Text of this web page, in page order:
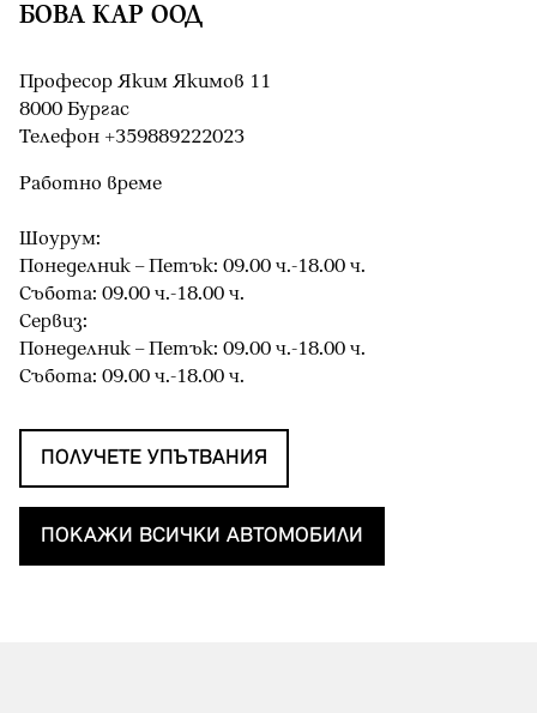
БОВА КАР ООД
Професор Яким Якимов 11
8000 Бургас
Teлефон +359889222023
Работно време
Шоурум:
Понеделник – Петък: 09.00 ч.-18.00 ч.
Събота: 09.00 ч.-18.00 ч.
Сервиз:
Понеделник – Петък: 09.00 ч.-18.00 ч.
Събота: 09.00 ч.-18.00 ч.
ПОЛУЧЕТЕ УПЪТВАНИЯ
ПОКАЖИ ВСИЧКИ АВТОМОБИЛИ